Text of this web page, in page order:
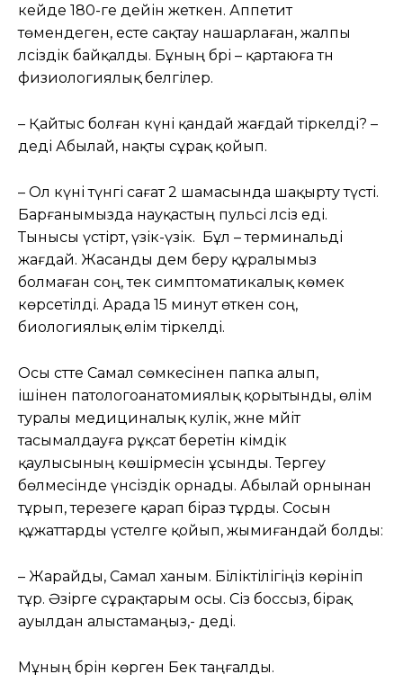
кейде 180-ге дейін жеткен. Аппетит
төмендеген, есте сақтау нашарлаған, жалпы
әлсіздік байқалды. Бұның бәрі – қартаюға тән
физиологиялық белгілер.
– Қайтыс болған күні қандай жағдай тіркелді? –
деді Абылай, нақты сұрақ қойып.
– Ол күні түнгі сағат 2 шамасында шақырту түсті.
Барғанымызда науқастың пульсі әлсіз еді.
Тынысы үстірт, үзік-үзік. Бұл – терминальді
жағдай. Жасанды дем беру құралымыз
болмаған соң, тек симптоматикалық көмек
көрсетілді. Арада 15 минут өткен соң,
биологиялық өлім тіркелді.
Осы сәтте Самал сөмкесінен папка алып,
ішінен патологоанатомиялық қорытынды, өлім
туралы медициналық куәлік, және мәйіт
тасымалдауға рұқсат беретін әкімдік
қаулысының көшірмесін ұсынды. Тергеу
бөлмесінде үнсіздік орнады. Абылай орнынан
тұрып, терезеге қарап біраз тұрды. Сосын
құжаттарды үстелге қойып, жымиғандай болды:
– Жарайды, Самал ханым. Біліктілігіңіз көрініп
тұр. Әзірге сұрақтарым осы. Сіз боссыз, бірақ
ауылдан алыстамаңыз,- деді.
Мұның бәрін көрген Бек таңғалды.